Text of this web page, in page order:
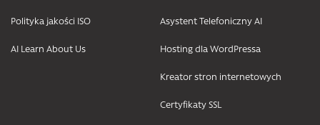
Polityka jakości ISO
AI Learn About Us
Asystent Telefoniczny AI
Hosting dla WordPressa
Kreator stron internetowych
Certyfikaty SSL